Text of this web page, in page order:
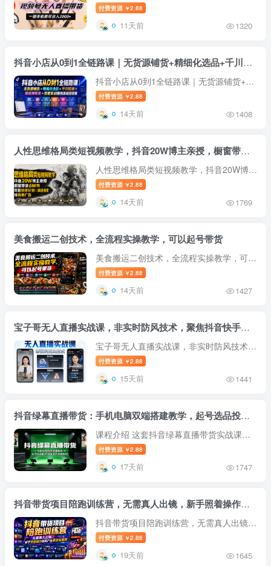
信自己做的短视频版块，跟抖音，快手一
样，你可以发视频带货，也可以直播带货。
不需要你自己有货源，不需要你发货囤货，
付费资源 ￥2.88
11天前 1320
抖音小店从0到1全链路课｜无货源铺货+精细化选品+千川投流+短视频带货+百套实战案例系统变现课(2026年7月更新)
抖音小店从0到1全链路课｜无货源铺货+精
细化选品+千川投流+短视频带货+百套实战
案例系统变现课（2026年7月更新） 课程
介绍： 覆盖抖音小店从0到1全链路。课程
付费资源 ￥2.88
14天前 1408
人性思维格局类短视频教学，抖音20W博主亲授，橱窗带货6W件，可做伙伴计划、精选独家、接商单广告
人性思维格局类短视频教学，抖音20W博主
亲授，橱窗带货6W件，可做伙伴计划、精
选独家、接商单广告 课程介绍 思维格局类
短视频教学，20w博主亲授 橱窗带货6w
付费资源 ￥2.88
14天前 1769
美食搬运二创技术，全流程实操教学，可以起号带货
美食搬运二创技术，全流程实操教学，可以
起号带货 课程介绍 很多普通人想做短视频
副业，不知道选择哪个赛道。美食赛道受众
广、入门门槛低，不用专业设备，普通人在
付费资源 ￥2.88
14天前 1427
宝子哥无人直播实战课，非实时防风技术，聚焦抖音快手等平台直播带货，轻松开启直播变现之路(更新2026年07月24日)
宝子哥无人直播实战课，非实时防风技术，
聚焦抖音快手等平台直播带货，轻松开启直
播变现之路（更新2026年07月24日） 课程
目录： 7月 20240701无人新时代 .mp4
付费资源 ￥2.88
15天前 1441
抖音绿幕直播带货：手机电脑双端搭建教学，起号选品投流爆单话术全套教程
课程介绍 这套抖音绿幕直播带货实战课专
为低成本带货创业者打造，完整覆盖手机、
电脑两套直播间搭建方案，零基础也能快速
上手虚拟场景直播。课程由晓月拆解三套成
付费资源 ￥2.88
17天前 1747
抖音带货项目陪跑训练营，无需真人出镜，新手照着操作就能产出带货短视频
抖音带货项目陪跑训练营，无需真人出镜，
新手照着操作就能产出带货短视频 项目介
绍 本期抖音带货集训营专为零基础打造，
全程无需真人出镜，门槛低、上手快，完整
付费资源 ￥2.88
19天前 1645